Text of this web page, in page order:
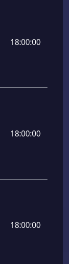
18:00:00
18:00:00
18:00:00